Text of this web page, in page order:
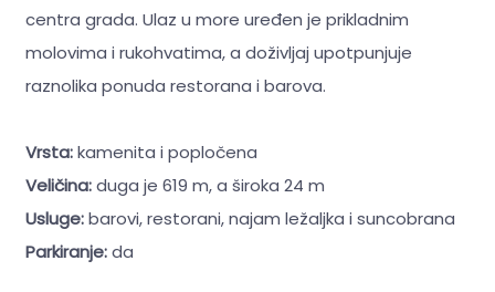
centra grada. Ulaz u more uređen je prikladnim
molovima i rukohvatima, a doživljaj upotpunjuje
raznolika ponuda restorana i barova.
Vrsta:kamenita i popločena
Veličina:duga je 619 m, a široka 24 m
Usluge:barovi, restorani, najam ležaljka i suncobrana
Parkiranje:da